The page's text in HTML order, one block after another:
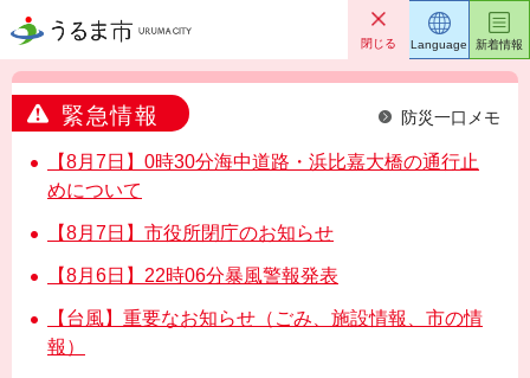
うるま市 閉じる
緊急情報 防災一口メモ
【8月7日】0時30分海中道路・浜比嘉大橋の通行止
めについて
【8月7日】市役所閉庁のお知らせ
【8月6日】22時06分暴風警報発表
【台風】重要なお知らせ（ごみ、施設情報、市の情
報）
Language 新着情報